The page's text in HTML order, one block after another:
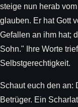
steige nun herab
glauben. Er hat Gott
Gefallen an ihm hat;
Sohn." Ihre Worte
Selbstgerechtigkeit.
Schaut euch den an:
Betrüger. Ein